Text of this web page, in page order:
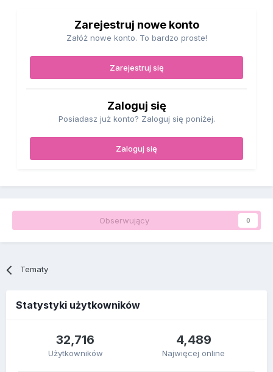
Zarejestruj nowe konto
Załóż nowe konto. To bardzo proste!
Zarejestruj się
Zaloguj się
Posiadasz już konto? Zaloguj się poniżej.
Zaloguj się
Obserwujący 0
Tematy
Statystyki użytkowników
32,716
Użytkowników
4,489
Najwięcej online